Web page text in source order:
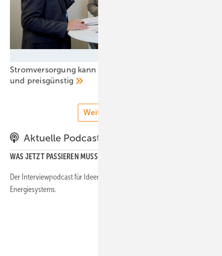
Stromversorgung kann zu jeder Sekunde grün sein
und preisgünstig
Weitere Videos
Aktuelle Podcast-Folgen
WAS JETZT PASSIEREN MUSS!
Der Interviewpodcast für Ideen und Lösungen eines
Energiesystems.